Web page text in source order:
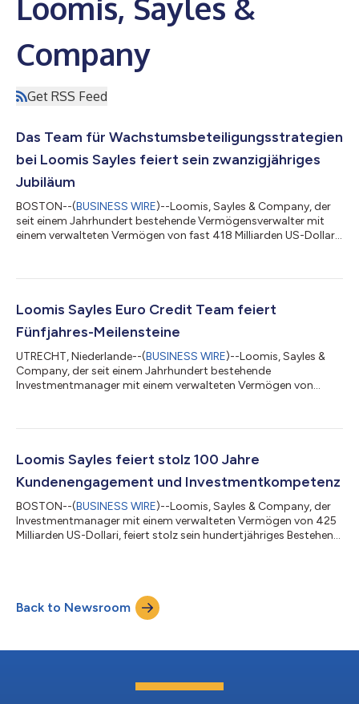
Loomis, Sayles &
Company
Get RSS Feed
Das Team für Wachstumsbeteiligungsstrategien
bei Loomis Sayles feiert sein zwanzigjähriges
Jubiläum
BOSTON--(BUSINESS WIRE)--Loomis, Sayles & Company, der
seit einem Jahrhundert bestehende Vermögensverwalter mit
einem verwalteten Vermögen von fast 418 Milliarden US-Dollar,
sowie einen differenzierten Ansatz für Wachstumsaktienanlagen
Chief Investment Officer und Portfoliomanager des Loomis
Sayles Growth Equi...
Loomis Sayles Euro Credit Team feiert
Fünfjahres-Meilensteine
UTRECHT, Niederlande--(BUSINESS WIRE)--Loomis, Sayles &
Company, der seit einem Jahrhundert bestehende
Investmentmanager mit einem verwalteten Vermögen von
High Yield. Das von den Co-Leitern und Portfoliomanagern Rik
Sayles Euro Credit Team verwaltet über drei Strategien hinweg
ein Vermögen von 3,5 Milliarden Eu...
Loomis Sayles feiert stolz 100 Jahre
Kundenengagement und Investmentkompetenz
BOSTON--(BUSINESS WIRE)--Loomis, Sayles & Company, der
Investmentmanager mit einem verwalteten Vermögen von 425
Milliarden US-Dollari, feiert stolz sein hundertjähriges Bestehen
Januar 1926 gegründet und hat sich zu einem Unternehmen
entwickelt, das über 1.000 institutionelle Kunden in 28 Ländern
betreut und differenziert...
Back to Newsroom